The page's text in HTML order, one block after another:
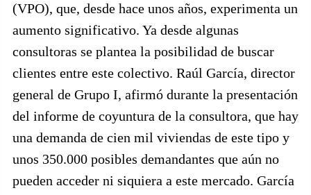
(VPO), que, desde hace unos años, experimenta un
aumento significativo. Ya desde algunas
consultoras se plantea la posibilidad de buscar
clientes entre este colectivo. Raúl García, director
general de Grupo I, afirmó durante la presentación
del informe de coyuntura de la consultora, que hay
una demanda de cien mil viviendas de este tipo y
unos 350.000 posibles demandantes que aún no
pueden acceder ni siquiera a este mercado. García